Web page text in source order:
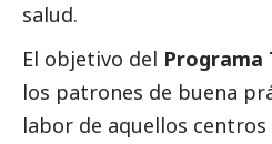
salud.
El objetivo del Programa
los patrones de buena
labor de aquellos